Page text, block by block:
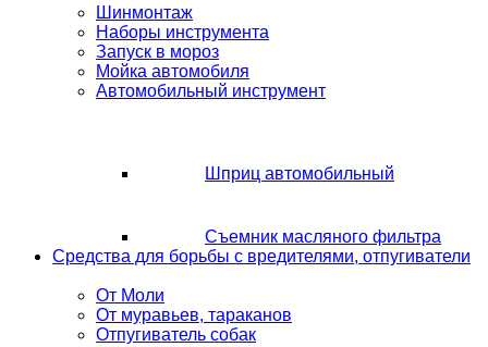
Шинмонтаж
Наборы инструмента
Запуск в мороз
Мойка автомобиля
Автомобильный инструмент
Шприц автомобильный
Съемник масляного фильтра
Средства для борьбы с вредителями, отпугиватели
От Моли
От муравьев, тараканов
Отпугиватель собак